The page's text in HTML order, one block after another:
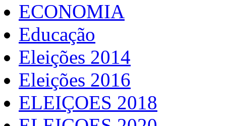
ECONOMIA
Educação
Eleições 2014
Eleições 2016
ELEIÇOES 2018